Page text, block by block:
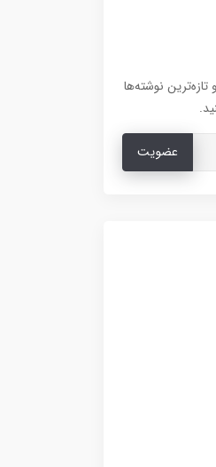
نوشته‌ها
عضویت